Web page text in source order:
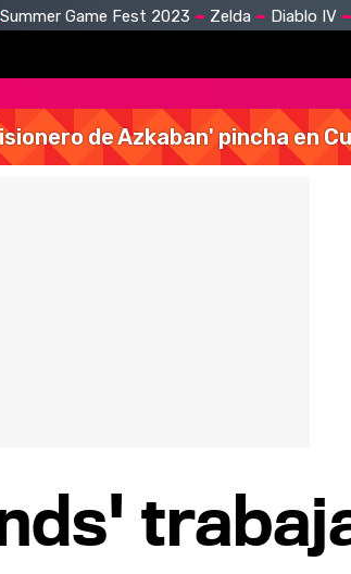
Summer Game Fest 2023 Zelda Diablo IV
de Azkaban' pincha en